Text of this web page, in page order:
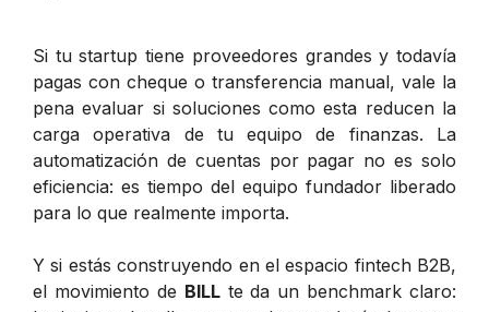
Si tu startup tiene proveedores grandes y todavía
pagas con cheque o transferencia manual, vale la
pena evaluar si soluciones como esta reducen la
carga operativa de tu equipo de finanzas. La
automatización de cuentas por pagar no es solo
eficiencia: es tiempo del equipo fundador liberado
para lo que realmente importa.
Y si estás construyendo en el espacio fintech B2B,
el movimiento de BILLte da un benchmark claro: